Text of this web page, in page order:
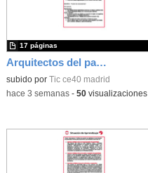
Arquitectos del pasado
subido por Tic ce40 madrid
17 páginas
-hace 3 semanas- 50visualizaciones